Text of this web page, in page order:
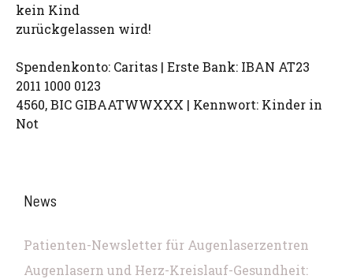
kein Kind
zurückgelassen wird!
Spendenkonto: Caritas | Erste Bank: IBAN AT23
2011 1000 0123
4560, BIC GIBAATWWXXX | Kennwort: Kinder in
Not
News
Patienten-Newsletter für Augenlaserzentren
Augenlasern und Herz-Kreislauf-Gesundheit: